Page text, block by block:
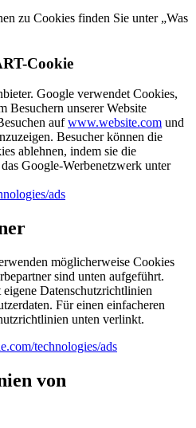
zu Cookies finden Sie unter „Was
Cookie
Google verwendet Cookies,
Besuchern unserer Website
aufwww.website.com und
Besucher können die
ablehnen, indem sie die
Google-Werbenetzwerk unter
ads
möglicherweise Cookies
sind unten aufgeführt.
eigene Datenschutzrichtlinien
Für einen einfacheren
unten verlinkt.
technologies/ads
von